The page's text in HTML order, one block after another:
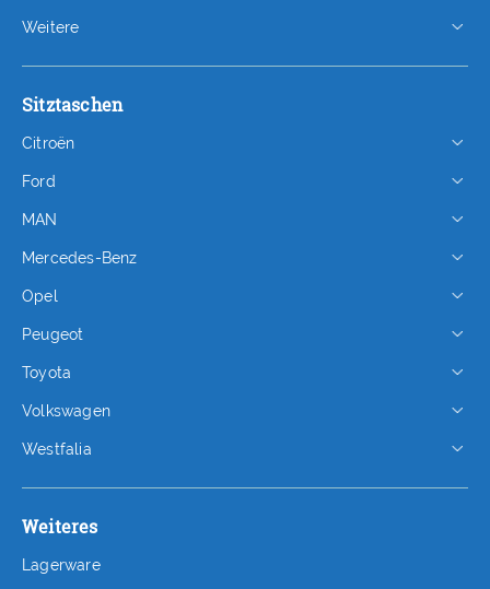
Weitere
Sitztaschen
Citroën
Ford
MAN
Mercedes-Benz
Opel
Peugeot
Toyota
Volkswagen
Westfalia
Weiteres
Lagerware